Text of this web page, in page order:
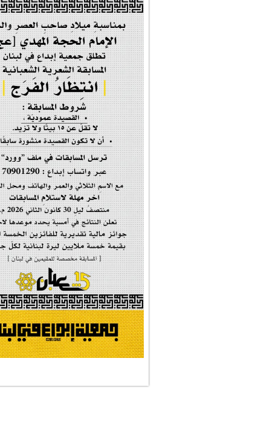
| #فخر_المخدرات |
#صحيفة_المؤمن
إحتفالية #رياحين...
إحتفالية تكريم ا...
#فاطمة_روحي
مولد السيدة #الز�...
#أم_الشهداء
#النجم_الثاقب
#الصديقة_الشهيدة
#على_اُهبة_الدم